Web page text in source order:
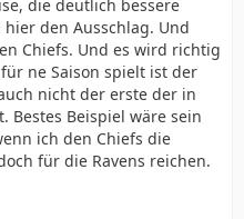
die deutlich bessere
den Ausschlag. Und
Chiefs. Und es wird richtig
ne Saison spielt ist der
nicht der erste der in
Bestes Beispiel wäre sein
ich den Chiefs die
für die Ravens reichen.